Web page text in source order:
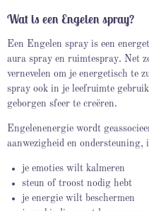
Wat is een Engelen spray?
Een Engelen spray is een
aura spray en ruimtespray. Net
vernevelen om je energetisch te
spray ook in je leefruimte
geborgen sfeer te creëren.
Engelenenergie wordt
aanwezigheid en ondersteuning,
je emoties wilt kalmeren
steun of troost nodig hebt
je energie wilt beschermen